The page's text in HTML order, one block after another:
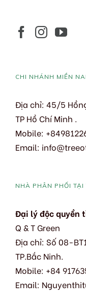
CHI NHÁNH MIỀN
Địa chỉ: 45/5
TP Hồ Chí Minh .
Mobile:
Email:
NHÀ PHÂN PHỐI TẠI
Đại lý độc quyền
Q & T Green
Địa chỉ: Số 08-
TP.Bắc Ninh.
Mobile: +84
Email: